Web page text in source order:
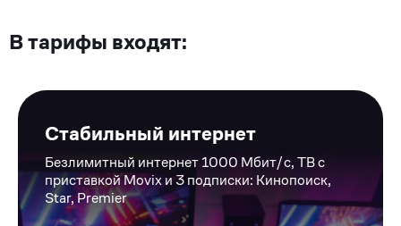
В тарифы входят:
Стабильный интернет
Безлимитный интернет 1000 Мбит/c, ТВ с
приставкой Movix и 3 подписки: Кинопоиск,
Star, Premier